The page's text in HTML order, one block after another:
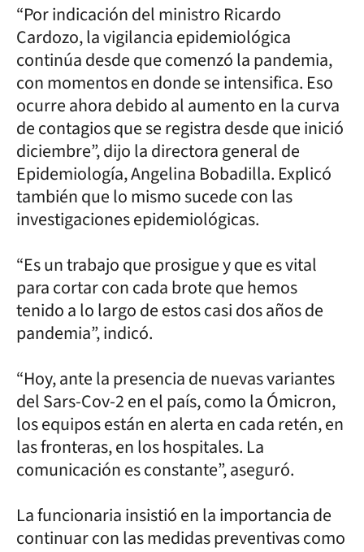
“Por indicación del ministro Ricardo
Cardozo, la vigilancia epidemiológica
continúa desde que comenzó la pandemia,
con momentos en donde se intensifica. Eso
ocurre ahora debido al aumento en la curva
de contagios que se registra desde que inició
diciembre”, dijo la directora general de
Epidemiología, Angelina Bobadilla. Explicó
también que lo mismo sucede con las
investigaciones epidemiológicas.
“Es un trabajo que prosigue y que es vital
para cortar con cada brote que hemos
tenido a lo largo de estos casi dos años de
pandemia”, indicó.
“Hoy, ante la presencia de nuevas variantes
del Sars-Cov-2 en el país, como la Ómicron,
los equipos están en alerta en cada retén, en
las fronteras, en los hospitales. La
comunicación es constante”, aseguró.
La funcionaria insistió en la importancia de
continuar con las medidas preventivas como